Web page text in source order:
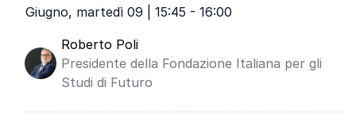
Giugno, martedì 09 | 15:45 - 16:00
Roberto Poli
Presidente della Fondazione Italiana per gli
Studi di Futuro